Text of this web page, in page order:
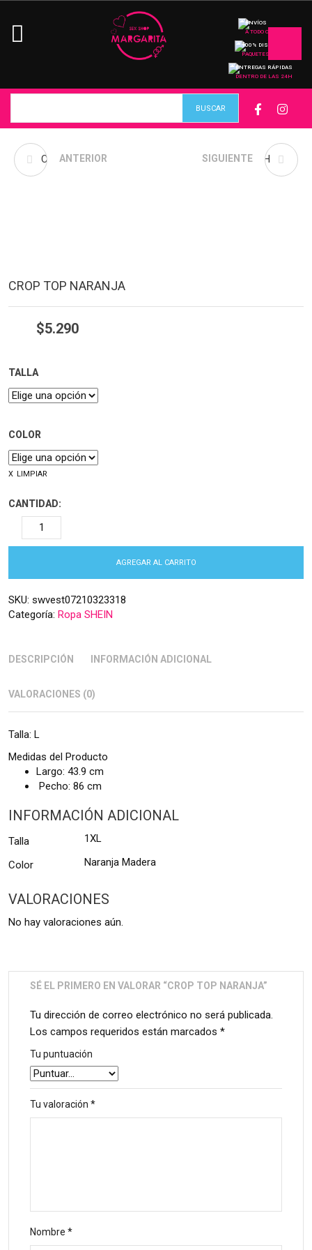
ENVÍOS
A TODO CHILE
100% DISCRETO
PAQUETES
ENTREGAS RÁPIDAS
DENTRO DE LAS 24H
CROP TOP MARIPOSA
ANTERIOR POLERA CORTA SUCH
SIGUIENTE
CROP TOP NARANJA
$5.290
TALLA
COLOR
LIMPIAR
CANTIDAD:
AGREGAR AL CARRITO
SKU: swvest07210323318
Categoría: Ropa SHEIN
DESCRIPCIÓN INFORMACIÓN ADICIONAL
VALORACIONES (0)
Talla: L
Medidas del Producto
Largo: 43.9 cm
Pecho: 86 cm
INFORMACIÓN ADICIONAL
Talla 1XL
Color Naranja Madera
VALORACIONES
No hay valoraciones aún.
SÉ EL PRIMERO EN VALORAR “CROP TOP NARANJA”
Tu dirección de correo electrónico no será publicada.
Los campos requeridos están marcados *
Tu puntuación
Tu valoración *
Nombre *